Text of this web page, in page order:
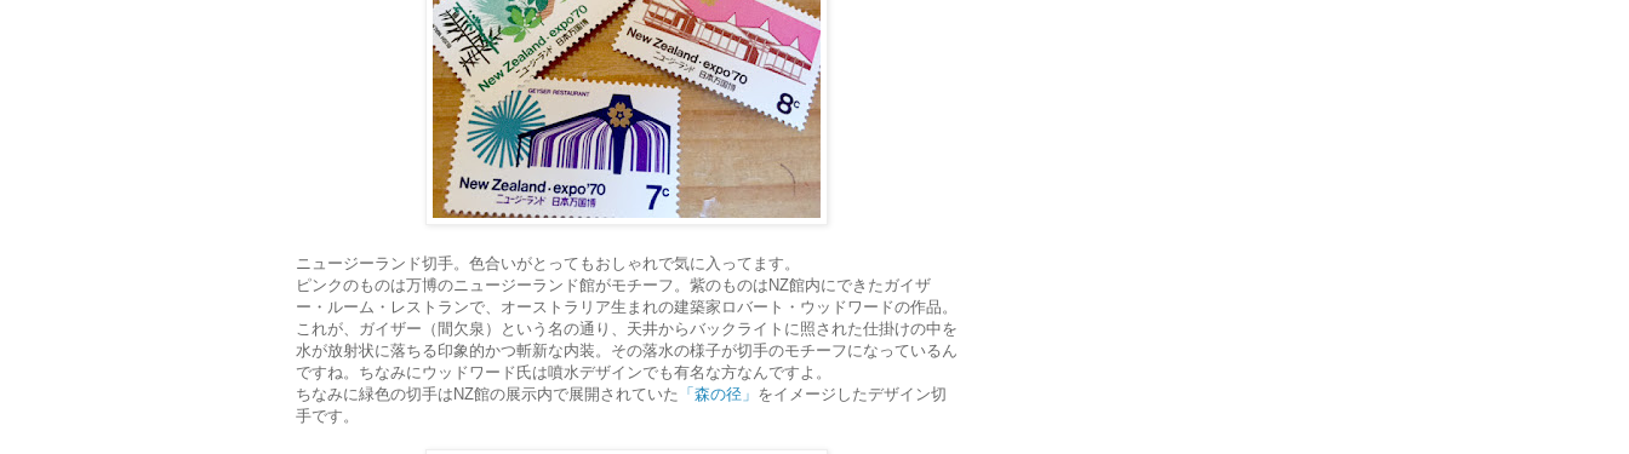
ニュージーランド切手。色合いがとってもおしゃれで気に入ってます。
ピンクのものは万博のニュージーランド館がモチーフ。紫のものはNZ館内にできたガイザ
ー・ルーム・レストランで、オーストラリア生まれの建築家ロバート・ウッドワードの作品。
これが、ガイザー（間欠泉）という名の通り、天井からバックライトに照された仕掛けの中を
水が放射状に落ちる印象的かつ斬新な内装。その落水の様子が切手のモチーフになっているん
ですね。ちなみにウッドワード氏は噴水デザインでも有名な方なんですよ。
ちなみに緑色の切手はNZ館の展示内で展開されていた 「森の径」 をイメージしたデザイン切
手です。